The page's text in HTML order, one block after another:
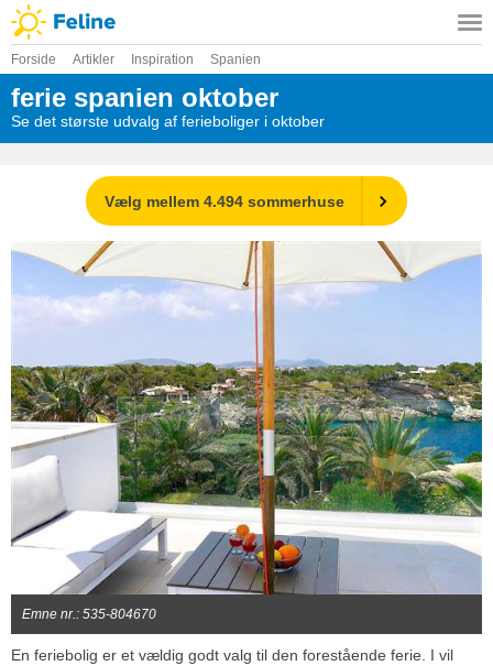
Forside Artikler Inspiration Spanien
ferie spanien oktober
Se det største udvalg af ferieboliger i oktober
Vælg mellem 4.494 sommerhuse
Emne nr.: 535-804670
En feriebolig er et vældig godt valg til den forestående ferie. I vil